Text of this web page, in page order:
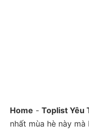
Home - Toplist Yêu
nhất mùa hè này